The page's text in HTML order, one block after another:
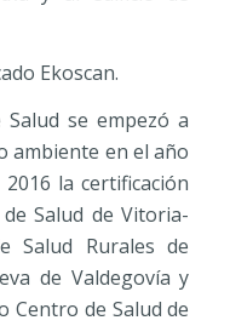
Ekoscan.
se empezó a
ambiente en el año
la certificación
Salud de Vitoria-
Salud Rurales de
de Valdegovía y
Centro de Salud de